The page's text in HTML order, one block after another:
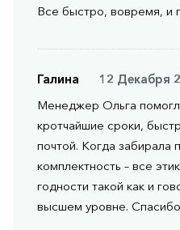
Все быстро, вовремя, и
Галина
12 Декабря
Менеджер Ольга
кротчайшие сроки,
почтой. Когда забирала
комплектность – все
годности такой как и
высшем уровне. Спасибо